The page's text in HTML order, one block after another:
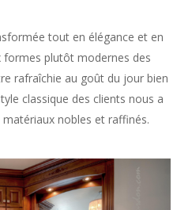
tout en élégance et en
formes plutôt modernes des
rafraîchie au goût du jour bien
classique des clients nous a
nobles et raffinés.